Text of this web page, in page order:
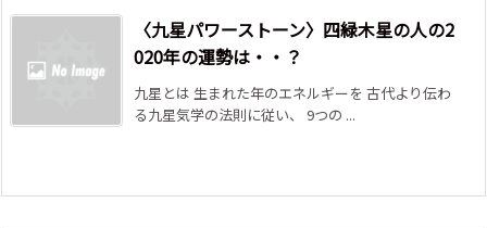
〈九星パワーストーン〉四緑木星の人の2
020年の運勢は・・？
九星とは 生まれた年のエネルギーを 古代より伝わ
る九星気学の法則に従い、 9つの ...